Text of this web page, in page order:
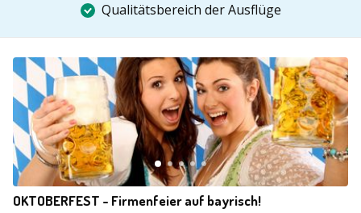
Qualitätsbereich der Ausflüge
OKTOBERFEST - Firmenfeier auf bayrisch!